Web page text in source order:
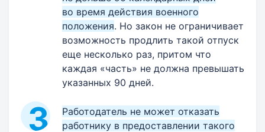
во время действия военного
положения. Но закон не ограничивает
возможность продлить такой отпуск
еще несколько раз, притом что
каждая «часть» не должна превышать
указанных 90 дней.
Работодатель не может отказать
работнику в предоставлении такого